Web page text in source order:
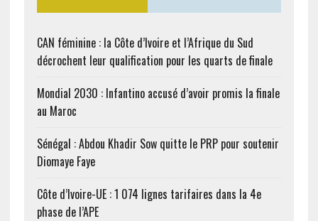
CAN féminine : la Côte d’Ivoire et l’Afrique du Sud
décrochent leur qualification pour les quarts de finale
Mondial 2030 : Infantino accusé d’avoir promis la finale
au Maroc
Sénégal : Abdou Khadir Sow quitte le PRP pour soutenir
Diomaye Faye
Côte d’Ivoire-UE : 1 074 lignes tarifaires dans la 4e
phase de l’APE